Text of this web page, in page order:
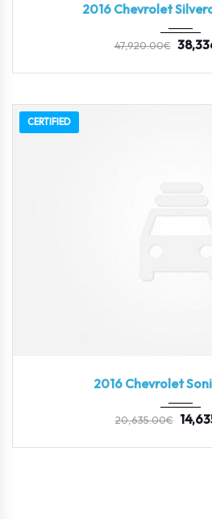
2016 Chevrolet
47,920.00€
CERTIFIED
2016 Chevrolet
20,635.00€